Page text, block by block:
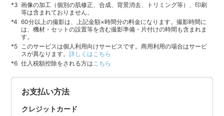
画像の加工（個別の肌修正、合成、背景消去、トリミング等）、印刷
等は含まれておりません。
60分以上の撮影は、上記金額×時間分の料金になります。撮影時間に
は、機材・セットの設置等を含む撮影準備・片付けの時間も含まれま
す。
このサービスは個人利用向けサービスです。商用利用の場合はサービ
スが異なります。詳しくはこちら
仕入税額控除をされる方は こちら
お支払い方法
クレジットカード